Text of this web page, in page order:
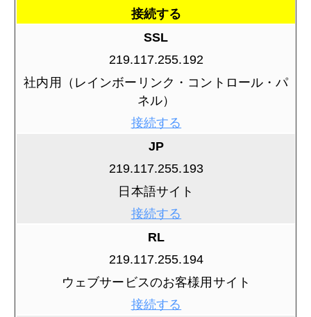
接続する
SSL
219.117.255.192
社内用（レインボーリンク・コントロール・パ
ネル）
接続する
JP
219.117.255.193
日本語サイト
接続する
RL
219.117.255.194
ウェブサービスのお客様用サイト
接続する